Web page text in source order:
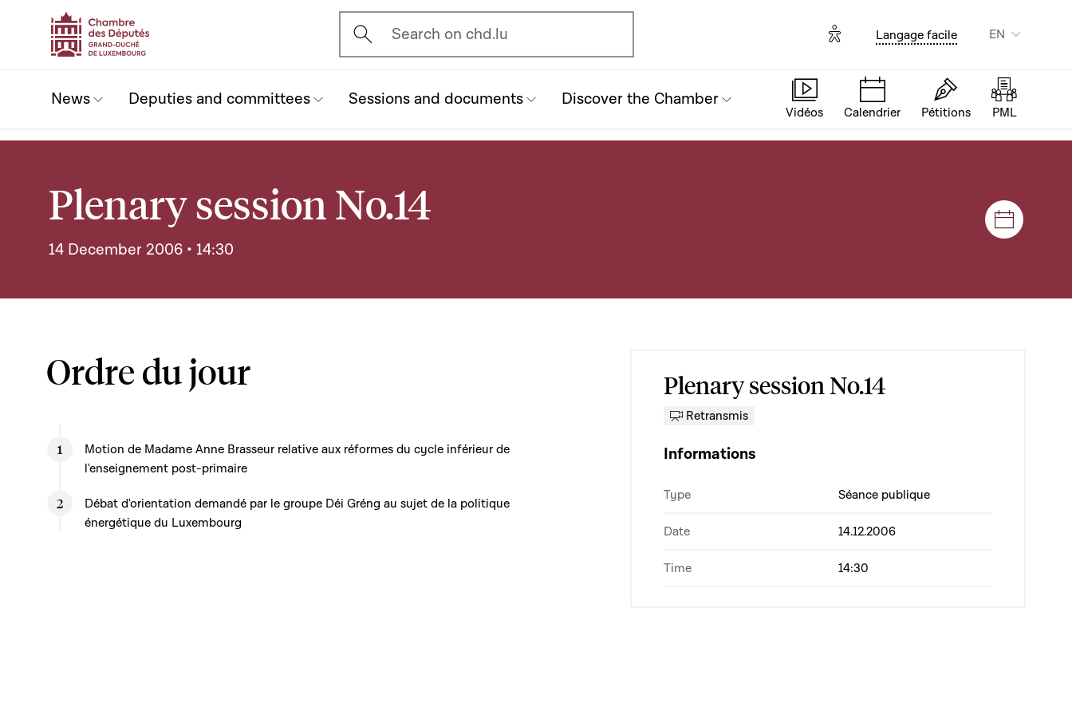
Ouvrir l'écran de recherche
Search on chd.lu Options d'accessibilité
Langage facile EN
News Deputies and committees Sessions and documents Discover the Chamber
Vidéos Calendrier Pétitions PML
Plenary session No.14
14 December 2006 • 14:30
Sessions
Ordre du jour
Motion de Madame Anne Brasseur relative aux réformes du cycle inférieur de
l'enseignement post-primaire
Débat d'orientation demandé par le groupe Déi Gréng au sujet de la politique
énergétique du Luxembourg
Plenary session No.14
Retransmis
Informations
Type Séance publique
Date 14.12.2006
Time 14:30